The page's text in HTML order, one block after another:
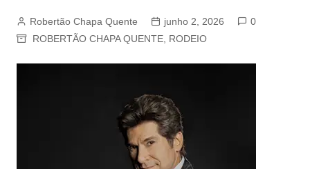
Robertão Chapa Quente junho 2, 2026
0
ROBERTÃO CHAPA QUENTE, RODEIO